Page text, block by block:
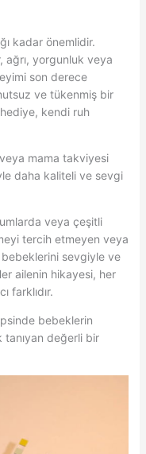
kadar önemlidir.
ağrı, yorgunluk veya
son derece
ve tükenmiş bir
kendi ruh
mama takviyesi
daha kaliteli ve sevgi
veya çeşitli
tercih etmeyen veya
sevgiyle ve
ailenin hikayesi, her
farklıdır.
bebeklerin
tanıyan değerli bir